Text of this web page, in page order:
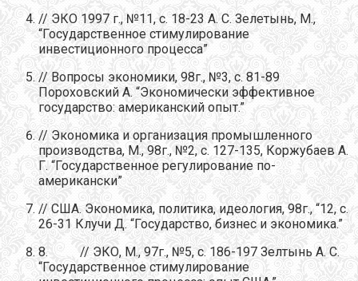
// ЭКО 1997 г., №11, с. 18-23 А. С. Зелетынь, М.,
“Государственное стимулирование
инвестиционного процесса”
// Вопросы экономики, 98г., №3, с. 81-89
Пороховский А. “Экономически эффективное
государство: американский опыт.”
// Экономика и организация промышленного
производства, М., 98г., №2, с. 127-135, Коржубаев А.
Г. “Государственное регулирование по-
американски”
// США. Экономика, политика, идеология, 98г., “12, с.
26-31 Клучи Д. “Государство, бизнес и экономика.”
8. // ЭКО, М., 97г., №5, с. 186-197 Зелтынь А. С.
“Государственное стимулирование